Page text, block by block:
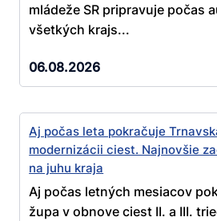
mládeže SR pripravuje počas
všetkých krajs...
06.08.2026
Aj počas leta pokračuje
modernizácii ciest. Najnovšie
na juhu kraja
Aj počas letných mesiacov
župa v obnove ciest II. a III.